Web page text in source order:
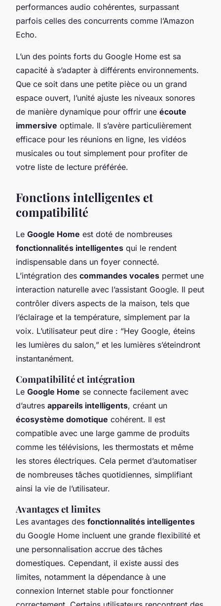
performances audio cohérentes, surpassant
parfois celles des concurrents comme l’Amazon
Echo.
L’un des points forts du Google Home est sa
capacité à s’adapter à différents environnements.
Que ce soit dans une petite pièce ou un grand
espace ouvert, l’unité ajuste les niveaux sonores
de manière dynamique pour offrir une écoute
immersive optimale. Il s’avère particulièrement
efficace pour les réunions en ligne, les vidéos
musicales ou tout simplement pour profiter de
votre liste de lecture préférée.
Fonctions intelligentes et
compatibilité
Le Google Home est doté de nombreuses
fonctionnalités intelligentes qui le rendent
indispensable dans un foyer connecté.
L’intégration des commandes vocales permet une
interaction naturelle avec l’assistant Google. Il peut
contrôler divers aspects de la maison, tels que
l’éclairage et la température, simplement par la
voix. L’utilisateur peut dire : “Hey Google, éteins
les lumières du salon,” et les lumières s’éteindront
instantanément.
Compatibilité et intégration
Le Google Home se connecte facilement avec
d’autres appareils intelligents, créant un
écosystème domotique cohérent. Il est
compatible avec une large gamme de produits
comme les télévisions, les thermostats et même
les stores électriques. Cela permet d’automatiser
de nombreuses tâches quotidiennes, simplifiant
ainsi la vie de l’utilisateur.
Avantages et limites
Les avantages des fonctionnalités intelligentes
du Google Home incluent une grande flexibilité et
une personnalisation accrue des tâches
domestiques. Cependant, il existe aussi des
limites, notamment la dépendance à une
connexion Internet stable pour fonctionner